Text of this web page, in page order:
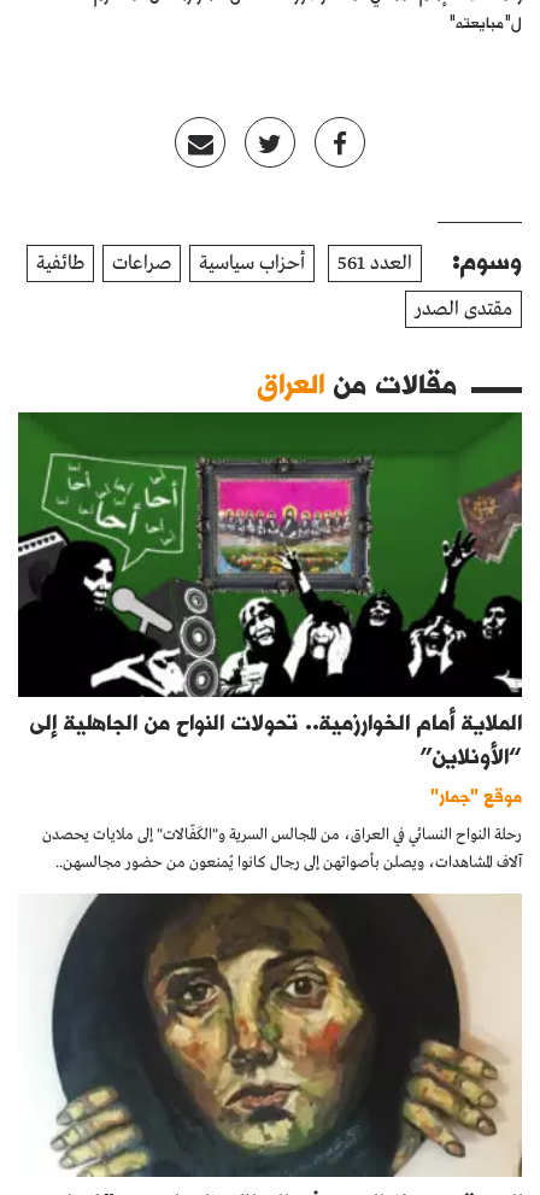
ل"مبايعته"
وسوم: العدد 561 أحزاب سياسية صراعات
طائفية
مقتدى الصدر
مقالات منالعراق
الملاية أمام الخوارزمية.. تحولات النواح من الجاهلية إلى
“الأونلاين”
موقع "جمار"
رحلة النواح النسائي في العراق، من المجالس السرية و"الكَفّالات" إلى ملايات يحصدن
آلاف المشاهدات، ويصلن بأصواتهن إلى رجال كانوا يُمنعون من حضور مجالسهن..